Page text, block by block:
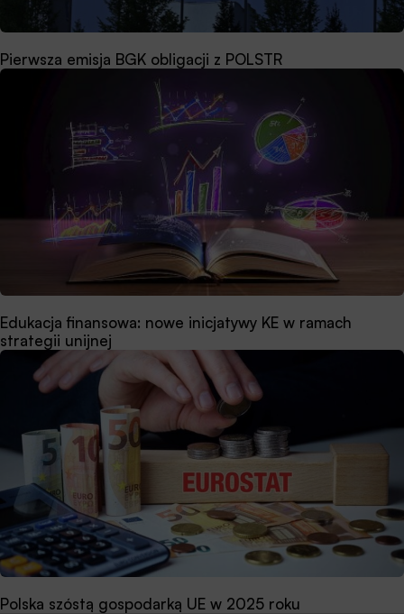
Pierwsza emisja BGK obligacji z POLSTR
Edukacja finansowa: nowe inicjatywy KE w ramach
strategii unijnej
Polska szóstą gospodarką UE w 2025 roku